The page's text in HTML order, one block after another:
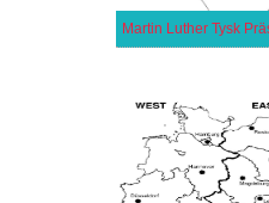
Martin Luther Tysk